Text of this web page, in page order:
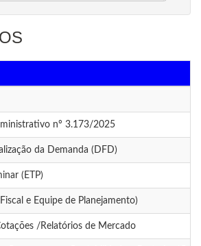
nº 3.173/2025
da Demanda (DFD)
(ETP)
e Equipe de Planejamento)
/Relatórios de Mercado